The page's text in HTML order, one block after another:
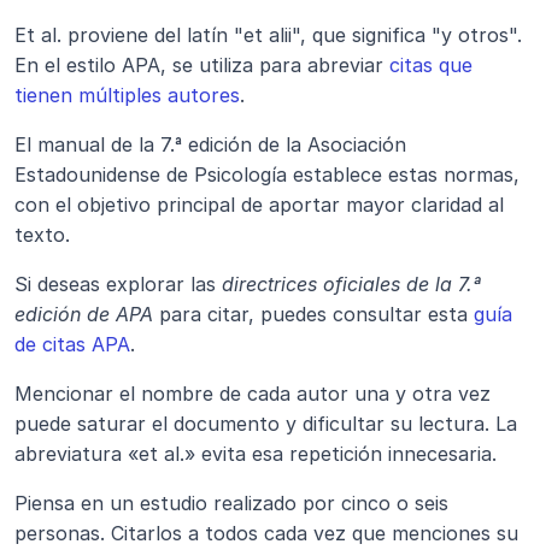
Et al. proviene del latín "et alii", que significa "y otros".
En el estilo APA, se utiliza para abreviar citas que
tienen múltiples autores.
El manual de la 7.ª edición de la Asociación
Estadounidense de Psicología establece estas normas,
con el objetivo principal de aportar mayor claridad al
texto.
Si deseas explorar las directrices oficiales de la 7.ª
edición de APA para citar, puedes consultar esta guía
de citas APA.
Mencionar el nombre de cada autor una y otra vez
puede saturar el documento y dificultar su lectura. La
abreviatura «et al.» evita esa repetición innecesaria.
Piensa en un estudio realizado por cinco o seis
personas. Citarlos a todos cada vez que menciones su